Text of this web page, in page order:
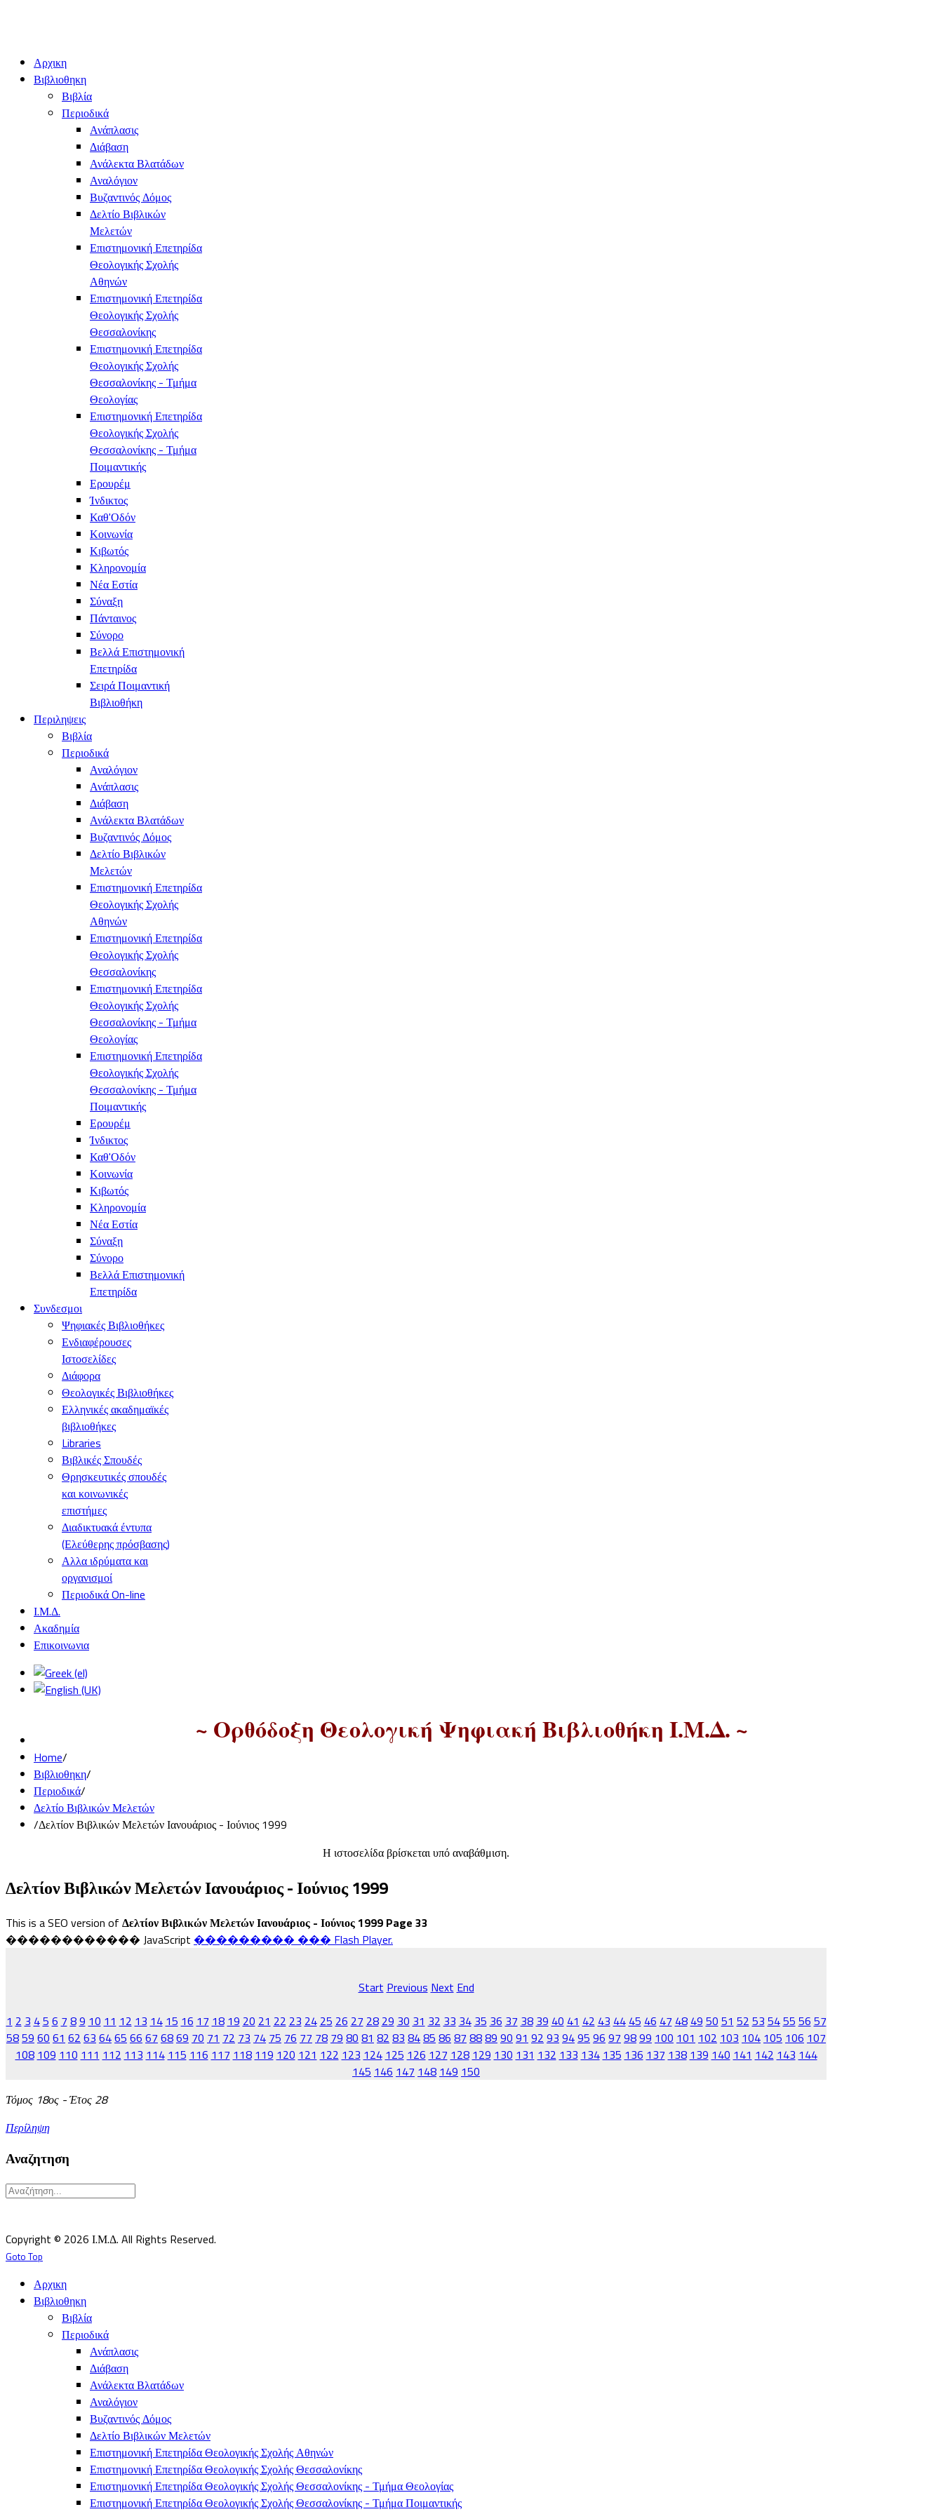
Αρχικη
Βιβλιοθηκη
Βιβλία
Περιοδικά
Ανάπλασις
Διάβαση
Ανάλεκτα Βλατάδων
Αναλόγιον
Βυζαντινός Δόμος
Δελτίο Βιβλικών
Μελετών
Επιστημονική Επετηρίδα
Θεολογικής Σχολής
Αθηνών
Επιστημονική Επετηρίδα
Θεολογικής Σχολής
Θεσσαλονίκης
Επιστημονική Επετηρίδα
Θεολογικής Σχολής
Θεσσαλονίκης - Τμήμα
Θεολογίας
Επιστημονική Επετηρίδα
Θεολογικής Σχολής
Θεσσαλονίκης - Τμήμα
Ποιμαντικής
Ερουρέμ
Ίνδικτος
Καθ'Οδόν
Κοινωνία
Κιβωτός
Κληρονομία
Νέα Εστία
Σύναξη
Πάνταινος
Σύνορο
Βελλά Επιστημονική
Επετηρίδα
Σειρά Ποιμαντική
Βιβλιοθήκη
Περιληψεις
Βιβλία
Περιοδικά
Αναλόγιον
Ανάπλασις
Διάβαση
Ανάλεκτα Βλατάδων
Βυζαντινός Δόμος
Δελτίο Βιβλικών
Μελετών
Επιστημονική Επετηρίδα
Θεολογικής Σχολής
Αθηνών
Επιστημονική Επετηρίδα
Θεολογικής Σχολής
Θεσσαλονίκης
Επιστημονική Επετηρίδα
Θεολογικής Σχολής
Θεσσαλονίκης - Τμήμα
Θεολογίας
Επιστημονική Επετηρίδα
Θεολογικής Σχολής
Θεσσαλονίκης - Τμήμα
Ποιμαντικής
Ερουρέμ
Ίνδικτος
Καθ'Οδόν
Κοινωνία
Κιβωτός
Κληρονομία
Νέα Εστία
Σύναξη
Σύνορο
Βελλά Επιστημονική
Επετηρίδα
Συνδεσμοι
Ψηφιακές Βιβλιοθήκες
Ενδιαφέρουσες
Ιστοσελίδες
Διάφορα
Θεολογικές Βιβλιοθήκες
Ελληνικές ακαδημαϊκές
βιβλιοθήκες
Libraries
Βιβλικές Σπουδές
Θρησκευτικές σπουδές
και κοινωνικές
επιστήμες
Διαδικτυακά έντυπα
(Ελεύθερης πρόσβασης)
Αλλα ιδρύματα και
οργανισμοί
Περιοδικά On-line
Ι.Μ.Δ.
Ακαδημία
Επικοινωνια
~ Ορθόδοξη Θεολογική Ψηφιακή Βιβλιοθήκη Ι.Μ.Δ. ~
Home/
Βιβλιοθηκη/
Περιοδικά/
Δελτίο Βιβλικών Μελετών
/Δελτίον Βιβλικών Μελετών Ιανουάριος - Ιούνιος 1999
Η ιστοσελίδα βρίσκεται υπό αναβάθμιση.
Δελτίον Βιβλικών Μελετών Ιανουάριος - Ιούνιος 1999
This is a SEO version of Δελτίον Βιβλικών Μελετών Ιανουάριος - Ιούνιος 1999 Page 33
������������ JavaScript ��������� ��� Flash Player.
Start Previous Next End
1 2 3 45 6 7 89 10 11 12 13 14 15 16 17 18 19 20 21 22 23 24 25 26 27 28 29 30 31 32 33 34 35 36 37 38 39 40 41 42 43 44 45 46 47 48 49 50 51 52 53 5455 56 57
5859 60 61 62 63 6465 66 67 6869 70 71 72 73 74 75 76 77 78 79 80 81 82 83 8485 86 87 8889 90 91 92 93 9495 96 97 9899 100 101 102 103 104 105 106 107
108 109 110 111 112 113 114 115 116 117 118 119 120 121 122 123 124 125 126 127 128 129 130 131 132 133 134 135 136 137 138 139 140 141 142 143 144
145 146 147 148 149 150
Τόμος 18ος - Έτος 28
Περίληψη
Αναζητηση
Copyright © 2026 Ι.Μ.Δ. All Rights Reserved.
Goto Top
Αρχικη
Βιβλιοθηκη
Βιβλία
Περιοδικά
Ανάπλασις
Διάβαση
Ανάλεκτα Βλατάδων
Αναλόγιον
Βυζαντινός Δόμος
Δελτίο Βιβλικών Μελετών
Επιστημονική Επετηρίδα Θεολογικής Σχολής Αθηνών
Επιστημονική Επετηρίδα Θεολογικής Σχολής Θεσσαλονίκης
Επιστημονική Επετηρίδα Θεολογικής Σχολής Θεσσαλονίκης - Τμήμα Θεολογίας
Επιστημονική Επετηρίδα Θεολογικής Σχολής Θεσσαλονίκης - Τμήμα Ποιμαντικής